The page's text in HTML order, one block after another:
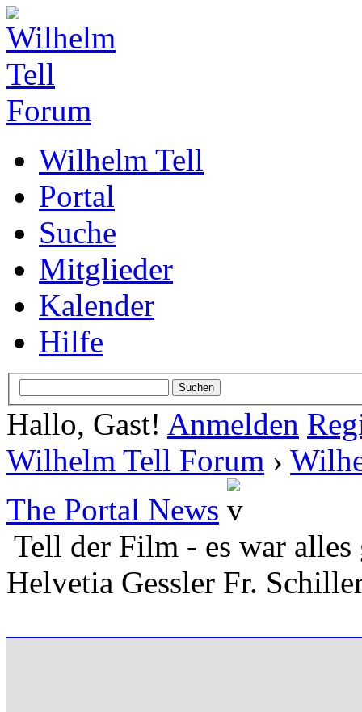
Wilhelm Tell
Portal
Suche
Mitglieder
Kalender
Hilfe
Hallo, Gast! Anmelden
Wilhelm Tell Forum ›
The Portal News
Tell der Film - es war
Helvetia Gessler Fr.